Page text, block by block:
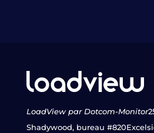
LoadView par Dotcom-Monitor
Shadywood, bureau #820